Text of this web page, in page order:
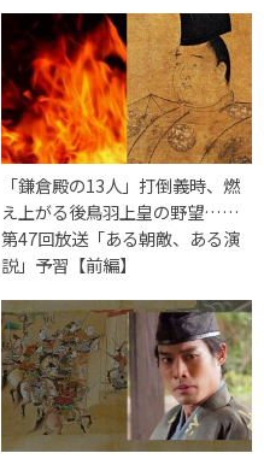
「鎌倉殿の13人」打倒義時、燃
え上がる後鳥羽上皇の野望……
第47回放送「ある朝敵、ある演
説」予習【前編】